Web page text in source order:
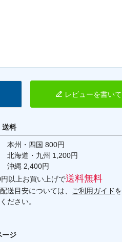
レビューを書いて
送料
本州・四国 800円
道・九州 1,200円
2,400円
以上お買い上げで送料無料
送目安については、 ご利用ガイドを
ださい。
ージ